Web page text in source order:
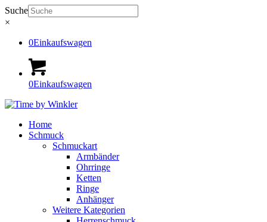
Suche
×
0Einkaufswagen
0Einkaufswagen
Home
Schmuck
Schmuckart
Armbänder
Ohrringe
Ketten
Ringe
Anhänger
Weitere Kategorien